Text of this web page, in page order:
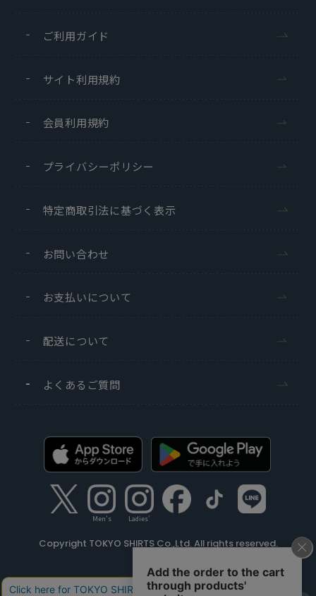
ご利用ガイド
サイト利用規約
会員利用規約
プライバシーポリシー
特定商取引法に基づく表示
お問い合わせ
お支払いについて
配送について
よくあるご質問
Men's Ladies'
Copyright TOKYO SHIRTS Co.,Ltd. All rights reserved.